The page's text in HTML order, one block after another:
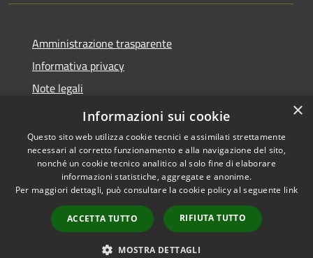
Amministrazione trasparente
Informativa privacy
Note legali
Dichiarazione di accessibilità
Accessibilità
Copyright © 2026 • Comune di
Alleghe • Powered by
Municipium•
Accesso
redazione
×
Informazioni sui cookie
Questo sito web utilizza cookie tecnici e assimilati strettamente
necessari al corretto funzionamento e alla navigazione del sito,
nonché un cookie tecnico analitico al solo fine di elaborare
informazioni statistiche, aggregate e anonime.
Per maggiori dettagli, può consultare la cookie policy al seguente link
ACCETTA TUTTO RIFIUTA TUTTO
MOSTRA DETTAGLI